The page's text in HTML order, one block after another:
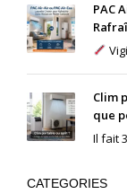
PAC
Clim
que
Il fait
CATEGORIES